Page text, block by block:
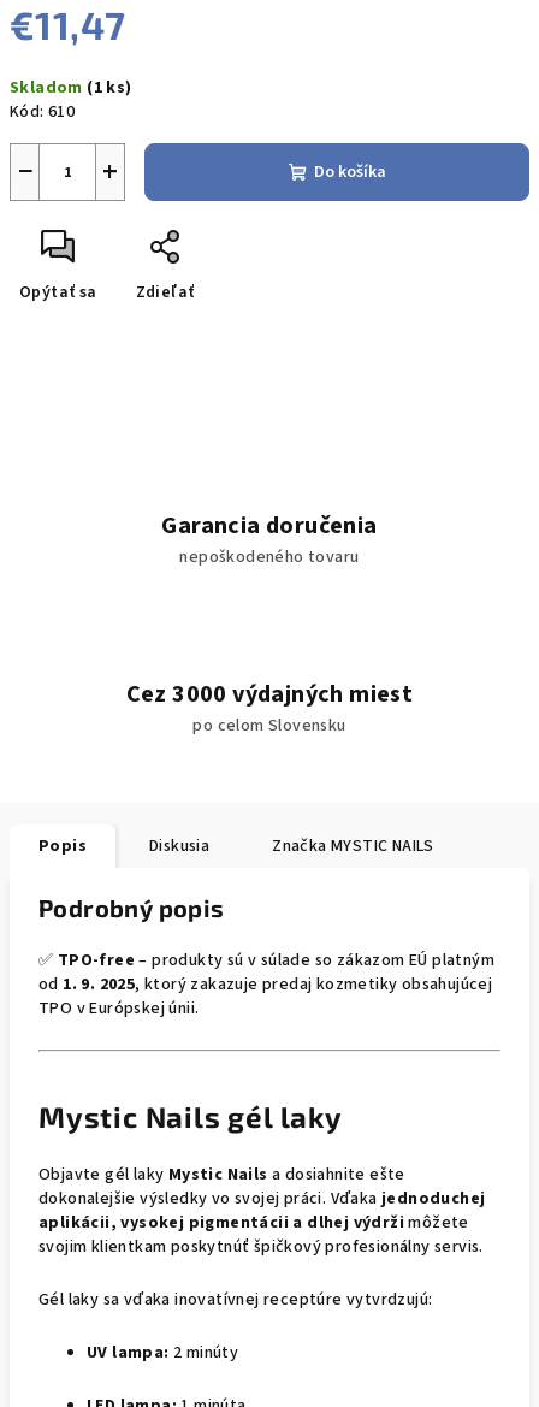
€11,47
cena:
Skladom (1 ks)
Kód: 610
+
− Do košíka
Opýtať sa Zdieľať
Garancia doručenia
nepoškodeného tovaru
Cez 3000 výdajných miest
po celom Slovensku
Popis Diskusia Značka MYSTIC NAILS
Podrobný popis
✅ TPO-free – produkty sú v súlade so zákazom EÚ platným
od 1. 9. 2025, ktorý zakazuje predaj kozmetiky obsahujúcej
TPO v Európskej únii.
Mystic Nails gél laky
Objavte gél laky Mystic Nails a dosiahnite ešte
dokonalejšie výsledky vo svojej práci. Vďakajednoduchej
aplikácii, vysokej pigmentácii a dlhej výdrži môžete
svojim klientkam poskytnúť špičkový profesionálny servis.
Gél laky sa vďaka inovatívnej receptúre vytvrdzujú:
UV lampa: 2 minúty